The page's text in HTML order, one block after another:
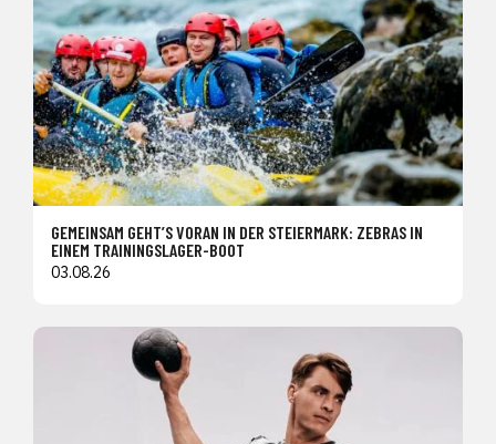
GEMEINSAM GEHT’S VORAN IN DER STEIERMARK: ZEBRAS IN
EINEM TRAININGSLAGER-BOOT
03.08.26